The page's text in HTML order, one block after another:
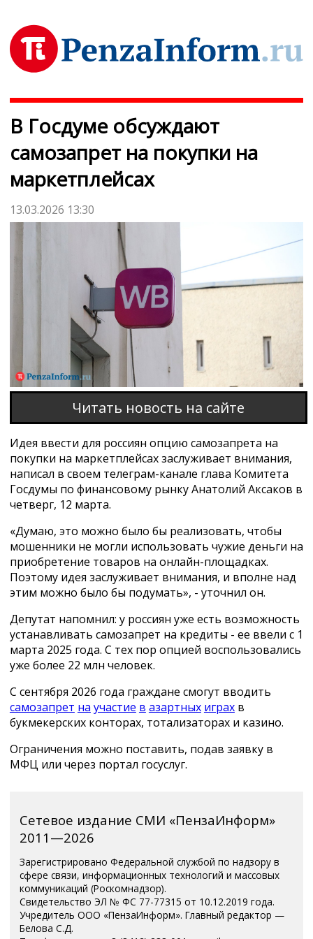
В Госдуме обсуждают
самозапрет на покупки на
маркетплейсах
13.03.2026 13:30
Читать новость на сайте
Идея ввести для россиян опцию самозапрета на
покупки на маркетплейсах заслуживает внимания,
написал в своем телеграм-канале глава Комитета
Госдумы по финансовому рынку Анатолий Аксаков в
четверг, 12 марта.
«Думаю, это можно было бы реализовать, чтобы
мошенники не могли использовать чужие деньги на
приобретение товаров на онлайн-площадках.
Поэтому идея заслуживает внимания, и вполне над
этим можно было бы подумать», - уточнил он.
Депутат напомнил: у россиян уже есть возможность
устанавливать самозапрет на кредиты - ее ввели с 1
марта 2025 года. С тех пор опцией воспользовались
уже более 22 млн человек.
С сентября 2026 года граждане смогут вводить
самозапрет на участие в азартных играхв
букмекерских конторах, тотализаторах и казино.
Ограничения можно поставить, подав заявку в
МФЦ или через портал госуслуг.
Сетевое издание СМИ «ПензаИнформ»
2011—2026
Зарегистрировано Федеральной службой по надзору в
сфере связи, информационных технологий и массовых
коммуникаций (Роскомнадзор).
Свидетельство ЭЛ № ФС 77-77315 от 10.12.2019 года.
Учредитель ООО «ПензаИнформ». Главный редактор —
Белова С.Д.